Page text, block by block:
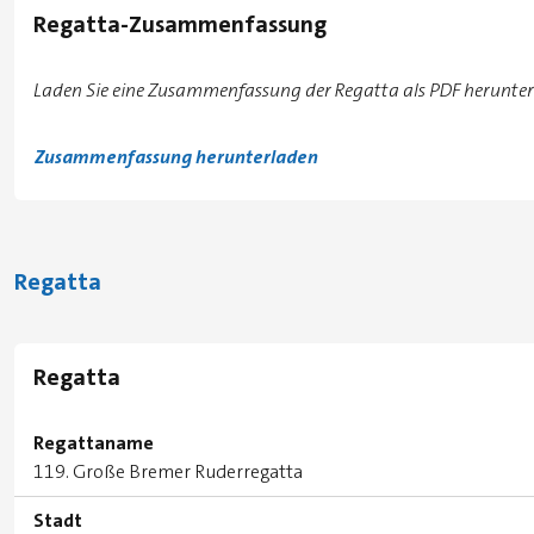
Regatta-Zusammenfassung
Laden Sie eine Zusammenfassung der Regatta als PDF
Zusammenfassung herunterladen
Regatta
Regatta
Regattaname
119. Große Bremer Ruderregatta
Stadt